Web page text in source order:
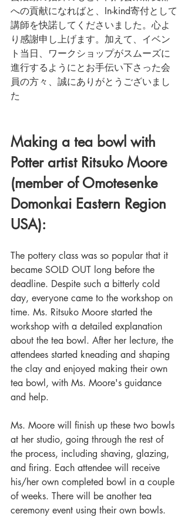
への貢献になればと、In-kind寄付として
講師を快諾してくださいました。心よ
り感謝申し上げます。加えて、イベン
ト当日、ワークショップがスムーズに
進行するようにとお手伝い下さった会
員の方々、誠にありがとうございまし
た
Making a tea bowl with
Potter artist Ritsuko Moore
(member of Omotesenke
Domonkai Eastern Region
USA):
The pottery class was so popular that it
became SOLD OUT long before the
deadline. Despite such a bitterly cold
day, everyone came to the workshop on
time. Ms. Ritsuko Moore started the
workshop with a detailed explanation
about the tea bowl. After her lecture, the
attendees started kneading and shaping
the clay and enjoyed making their own
tea bowl, with Ms. Moore's guidance
and help.
Ms. Moore will finish up these two bowls
at her studio, going through the rest of
the process, including shaving, glazing,
and firing. Each attendee will receive
his/her own completed bowl in a couple
of weeks. There will be another tea
ceremony event using their own bowls.